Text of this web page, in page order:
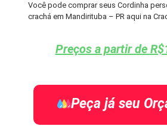
Você pode comprar seus Cordinha
crachá em Mandirituba – PR aqui na
Preços a partir de
Peça já seu